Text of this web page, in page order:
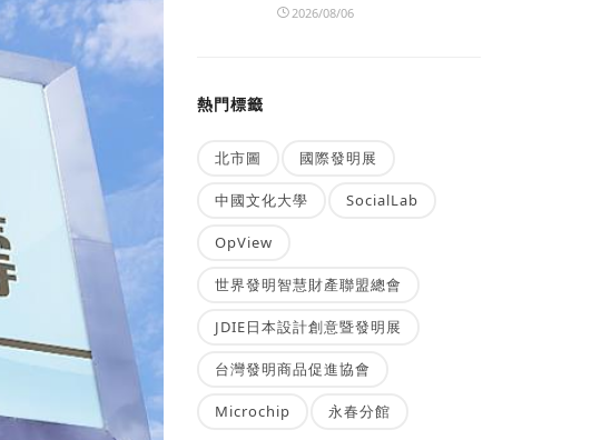
2026/08/06
熱門標籤
北市圖 國際發明展
中國文化大學 SocialLab
OpView
世界發明智慧財產聯盟總會
JDIE日本設計創意暨發明展
台灣發明商品促進協會
Microchip 永春分館